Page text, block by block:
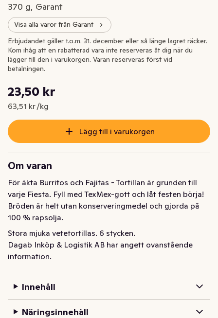
370 g, Garant
Visa alla varor från Garant
Nuvarande pris är: 23,50 kr
23,50 kr
63,51 kr /kg
Styckpris: 63,51 kr /kg
Erbjudandet gäller t.o.m. 31. december eller så länge lagret räcker.
Kom ihåg att en rabatterad vara inte reserveras åt dig när du
lägger till den i varukorgen. Varan reserveras först vid
betalningen.
Lägg till i varukorgen
Om varan
För äkta Burritos och Fajitas - Tortillan är grunden till
varje Fiesta. Fyll med TexMex-gott och låt festen börja!
Bröden är helt utan konserveringmedel och gjorda på
100 % rapsolja.
Stora mjuka vetetortillas. 6 stycken.
Dagab Inköp & Logistik AB har angett ovanstående
information.
Innehåll
Näringsinnehåll